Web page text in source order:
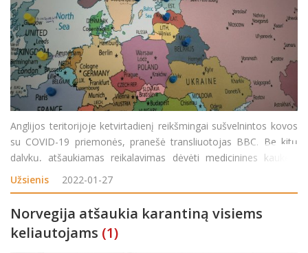
Anglijos teritorijoje ketvirtadienį reikšmingai sušvelnintos kovos
su COVID-19 priemonės, pranešė transliuotojas BBC. Be kitų
dalykų, atšaukiamas reikalavimas dėvėti medicinines kaukes,
nebereikės ir skiepų pasų. „Mūsų vakcinos, testavimas ir
antivirusiniai prepar
Užsienis 2022-01-27
Norvegija atšaukia karantiną visiems
keliautojams (1)